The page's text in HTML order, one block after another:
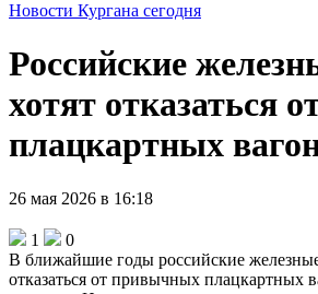
Новости Кургана сегодня
Российские
хотят отказаться
плацкартных
26 мая 2026 в 16:18
1
0
В ближайшие годы российские
отказаться от привычных плацкартных